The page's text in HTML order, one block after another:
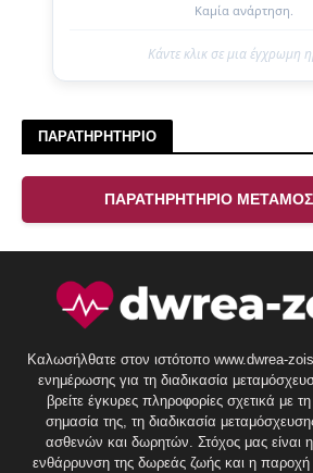
Καμία ανάρτηση.
Κάντε κλικ σε μια έγχρωμη
ΠΑΡΑΤΗΡΗΤΗΡΙΟ
ΠΑΡΑΤΗΡΗΤΗΡΙΟ
Καλωσήλθατε στον ιστότοπο www.dwrea-
ενημέρωσης για τη διαδικασία
βρείτε έγκυρες πληροφορίες σχετικά με
σημασία της, τη διαδικασία
ασθενών και δωρητών. Στόχος μας είναι
ενθάρρυνση της δωρεάς ζωής και η